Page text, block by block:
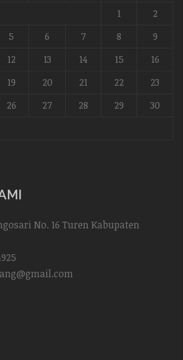
1
2
5 6 7 8
9
12 13 14 15
16
19 20 21 22
23
26 27 28 29
30
No. 16 Turen Kabupaten